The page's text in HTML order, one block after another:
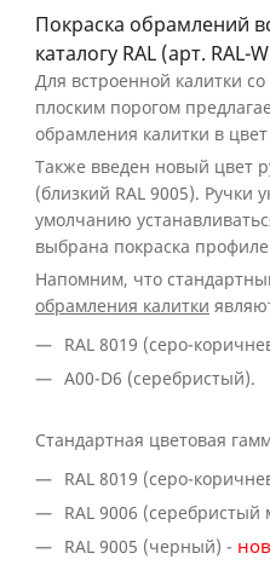
Покраска обрамлений
каталогу RAL (арт. RAL-
Для встроенной калитки
плоским порогом
обрамления калитки в
Также введен новый цвет
(близкий RAL 9005). Ручки
умолчанию
выбрана покраска
Напомним, что
обрамления калитки
RAL 8019 (серо-
A00-D6 (серебристый).
Стандартная цветовая
RAL 8019 (серо-
RAL 9006 (серебристый
RAL 9005 (черный) -